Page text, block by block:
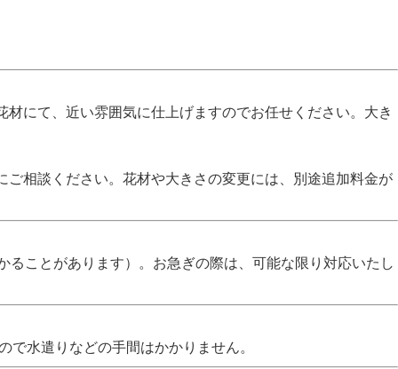
にて、近い雰囲気に仕上げますのでお任せください。大き
相談ください。花材や大きさの変更には、別途追加料金が
ことがあります）。お急ぎの際は、可能な限り対応いたし
水遣りなどの手間はかかりません。